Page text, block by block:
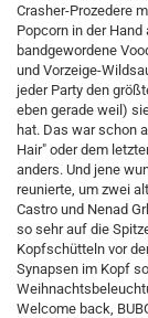
Crasher-Prozedere
Popcorn in der
bandgewordene
und Vorzeige-
jeder Party den
eben gerade weil)
hat. Das war schon
Hair" oder dem
anders. Und jene
reunierte, um zwei
Castro und Nenad
so sehr auf die
Kopfschütteln vor
Synapsen im Kopf
Welcome back,